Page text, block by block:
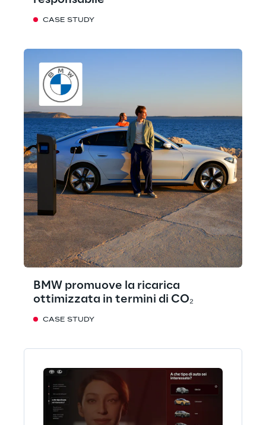
CASE STUDY
BMW promuove la ricarica
ottimizzata in termini di CO₂
CASE STUDY